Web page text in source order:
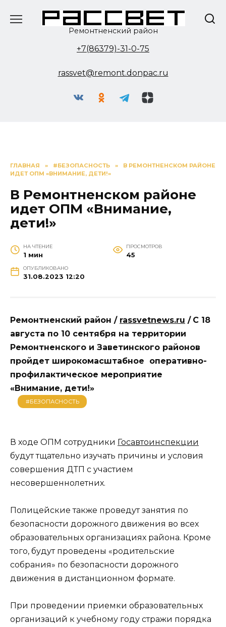
Ремонтненский район
+7(86379)-31-0-75
rassvet@remont.donpac.ru
ГЛАВНАЯ » #БЕЗОПАСНОСТЬ »
В РЕМОНТНЕНСКОМ РАЙОНЕ
ИДЕТ ОПМ «ВНИМАНИЕ, ДЕТИ!»
В Ремонтненском районе
идет ОПМ «Внимание,
дети!»
НА ЧТЕНИЕ
1 мин
ПРОСМОТРОВ
45
ОПУБЛИКОВАНО
31.08.2023 12:20
Ремонтненский район / rassvetnews.ru / С 18
августа по 10 сентября на территории
Ремонтненского и Заветинского районов
пройдет широкомасштабное оперативно-
профилактическое мероприятие
«Внимание, дети!»
#БЕЗОПАСНОСТЬ
В ходе ОПМ сотрудники Госавтоинспекции
будут тщательно изучать причины и условия
совершения ДТП с участием
несовершеннолетних.
Полицейские также проведут занятия по
безопасности дорожного движения во всех
образовательных организациях района. Кроме
того, будут проведены «родительские
собрания» по безопасности дорожного
движения в дистанционном формате.
При проведении приемки образовательных
организаций к учебному году стражи порядка